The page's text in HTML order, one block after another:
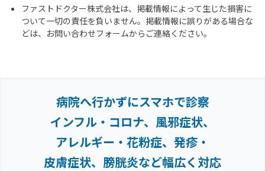
ファストドクター株式会社は、掲載情報によって生じた損害に
ついて一切の責任を負いません。掲載情報に誤りがある場合な
どは、お問い合わせフォームからご連絡ください。
病院へ行かずにスマホで診察
インフル・コロナ、風邪症状、
アレルギー・花粉症、 発疹・
皮膚症状、膀胱炎など幅広く対応